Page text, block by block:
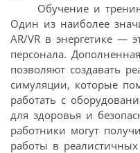
Обучение и
Один из наиболее
AR/VR в энергетике —
персонала.
позволяют создавать
симуляции, которые
работать с
для здоровья и
работники могут
работы в